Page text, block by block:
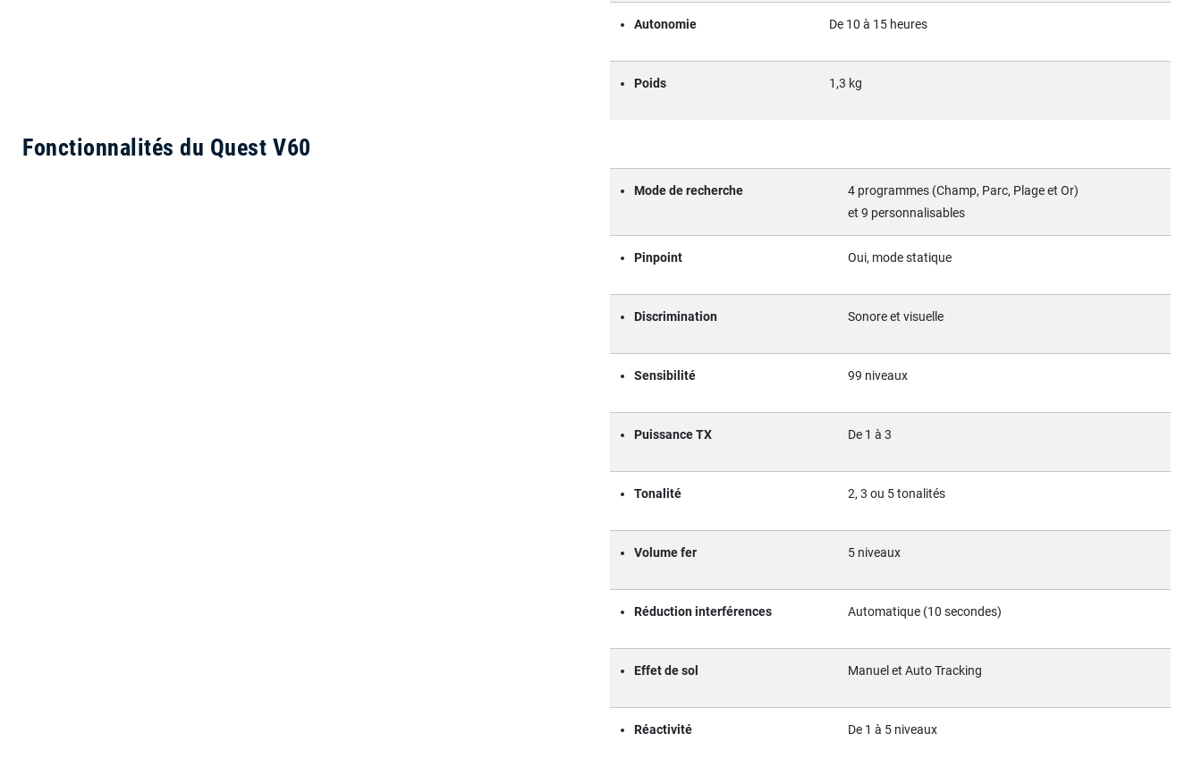
Autonomie De 10 à 15 heures
Poids 1,3 kg
Fonctionnalités du Quest V60
Mode de recherche
4 programmes (Champ, Parc, Plage et Or)
et 9 personnalisables
Pinpoint Oui, mode statique
Discrimination Sonore et visuelle
Sensibilité 99 niveaux
Puissance TX De 1 à 3
Tonalité 2, 3 ou 5 tonalités
Volume fer 5 niveaux
Réduction interférences Automatique (10 secondes)
Effet de sol Manuel et Auto Tracking
Réactivité De 1 à 5 niveaux